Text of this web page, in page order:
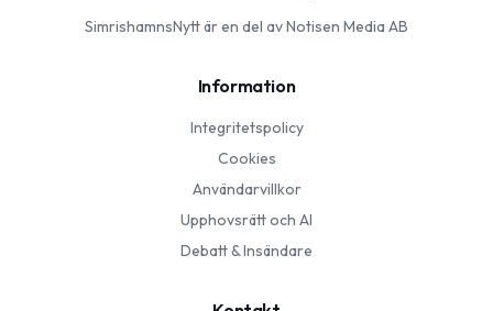
SimrishamnsNyttär en del av Notisen Media AB
Information
Integritetspolicy
Cookies
Användarvillkor
Upphovsrätt och AI
Debatt & Insändare